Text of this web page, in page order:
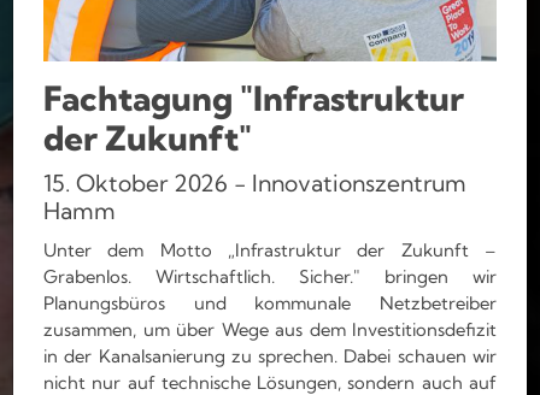
Fachtagung "Infrastruktur
der Zukunft"
15. Oktober 2026 - Innovationszentrum
Hamm
Unter dem Motto „Infrastruktur der Zukunft –
Grabenlos. Wirtschaftlich. Sicher." bringen wir
Planungsbüros und kommunale Netzbetreiber
zusammen, um über Wege aus dem Investitionsdefizit
in der Kanalsanierung zu sprechen. Dabei schauen wir
nicht nur auf technische Lösungen, sondern auch auf